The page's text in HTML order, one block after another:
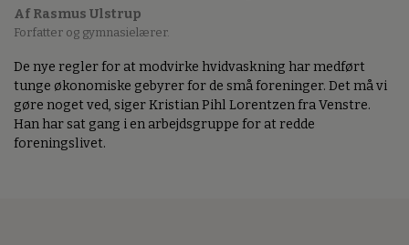
Af Rasmus Ulstrup
Forfatter og gymnasielærer.
De nye regler for at modvirke hvidvaskning har medført
tunge økonomiske gebyrer for de små foreninger. Det må vi
gøre noget ved, siger Kristian Pihl Lorentzen fra Venstre.
Han har sat gang i en arbejdsgruppe for at redde
foreningslivet.